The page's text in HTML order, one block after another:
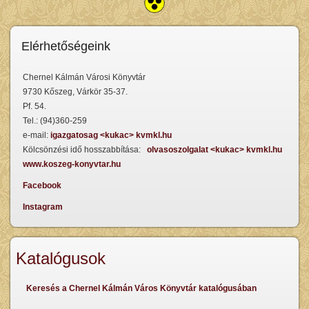
Elérhetőségeink
Chernel Kálmán Városi Könyvtár
9730 Kőszeg, Várkör 35-37.
Pf. 54.
Tel.: (94)360-259
e-mail: igazgatosag <kukac> kvmkl.hu
Kölcsönzési idő hosszabbítása: olvasoszolgalat <kukac> kvmkl.hu
www.koszeg-konyvtar.hu
Facebook
Instagram
Katalógusok
Keresés a Chernel Kálmán Város Könyvtár katalógusában